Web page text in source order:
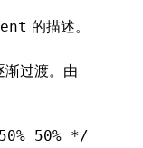
的描述。
渐过渡。由
50% */